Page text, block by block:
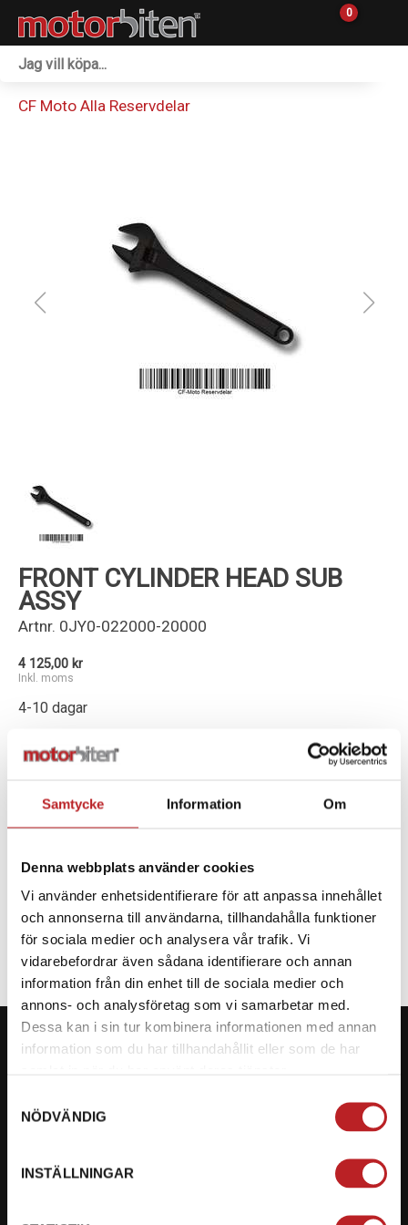
Samtycke Information Om
Denna webbplats använder cookies
Vi använder enhetsidentifierare för att anpassa innehållet
och annonserna till användarna, tillhandahålla funktioner
för sociala medier och analysera vår trafik. Vi
vidarebefordrar även sådana identifierare och annan
information från din enhet till de sociala medier och
annons- och analysföretag som vi samarbetar med.
Dessa kan i sin tur kombinera informationen med annan
information som du har tillhandahållit eller som de har
NÖDVÄNDIG
INSTÄLLNINGAR
0
Reservdelar
Sprängskisser
CF Moto Alla Reservdelar
FRONT CYLINDER HEAD SUB
ASSY
Artnr. 0JY0-022000-20000
4 125,00 kr
Inkl. moms
4-10 dagar
SPECIFIKATION
KONTAKTA OSS PÅ MOTORBITEN
Org. nummer: 5566689278
023-13366